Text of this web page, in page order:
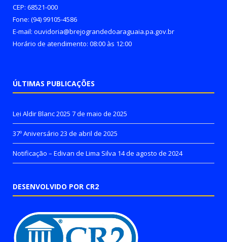
CEP: 68521-000
Fone: (94) 99105-4586
E-mail: ouvidoria@brejograndedoaraguaia.pa.gov.br
Horário de atendimento: 08:00 às 12:00
ÚLTIMAS PUBLICAÇÕES
Lei Aldir Blanc 2025 7 de maio de 2025
37º Aniversário 23 de abril de 2025
Notificação – Edivan de Lima Silva 14 de agosto de 2024
DESENVOLVIDO POR CR2